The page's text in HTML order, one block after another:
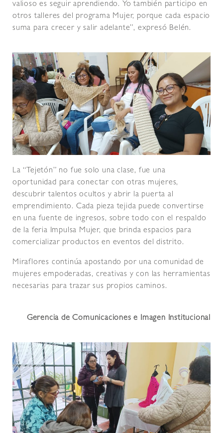
valioso es seguir aprendiendo. Yo también participo en
otros talleres del programa Mujer, porque cada espacio
suma para crecer y salir adelante”, expresó Belén.
La “Tejetón” no fue solo una clase, fue una
oportunidad para conectar con otras mujeres,
descubrir talentos ocultos y abrir la puerta al
emprendimiento. Cada pieza tejida puede convertirse
en una fuente de ingresos, sobre todo con el respaldo
de la feria Impulsa Mujer, que brinda espacios para
comercializar productos en eventos del distrito.
Miraflores continúa apostando por una comunidad de
mujeres empoderadas, creativas y con las herramientas
necesarias para trazar sus propios caminos.
Gerencia de Comunicaciones e Imagen Institucional